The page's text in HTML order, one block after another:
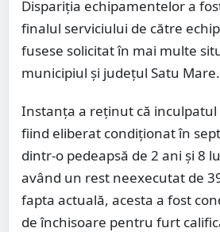
Dispariția echipamentelor a
finalul serviciului de către
fusese solicitat în mai multe
municipiul și județul Satu Mare.
Instanța a reținut că inculpatul
fiind eliberat condiționat în
dintr-o pedeapsă de 2 ani și 8
având un rest neexecutat de
fapta actuală, acesta a fost
de închisoare pentru furt